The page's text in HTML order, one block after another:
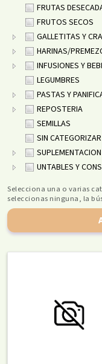
FRUTAS
FRUTOS SECOS
GALLETITAS Y
HARINAS/
INFUSIONES Y
LEGUMBRES
PASTAS Y
REPOSTERIA
SEMILLAS
SIN CATEGORIZAR
SUPLEMENTACION
UNTABLES Y
Selecciona una o varias
seleccionas ninguna, la